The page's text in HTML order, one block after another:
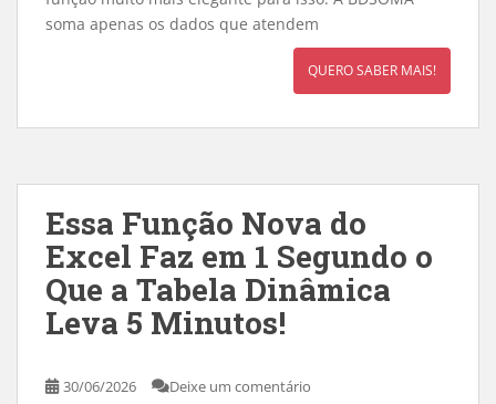
soma apenas os dados que atendem
QUERO SABER MAIS!
Essa Função Nova do
Excel Faz em 1 Segundo o
Que a Tabela Dinâmica
Leva 5 Minutos!
30/06/2026 Deixe um comentário